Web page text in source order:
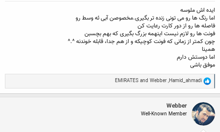
ایده اش ملوسه
اما رنگ ها رو می تونی زنده تر بگیری.مخصوصن آبی ئه وسط رو
فاصله ها رو از دور کارت رعایت کن
فونت ها رو لازم نیست اینهمه بزرگ بگیری که بهم بچسبن
چون کمتر از زمانی که فونت کوچیکه و از هم جدا، قابله خوندنه ^.^
همینا
اما دوستش دارم
موفق باشی
R
e
a
c
t
i
o
n
Hamid_ahmadi
,
Webber
EMIRATES
Webber
Well-Known Member